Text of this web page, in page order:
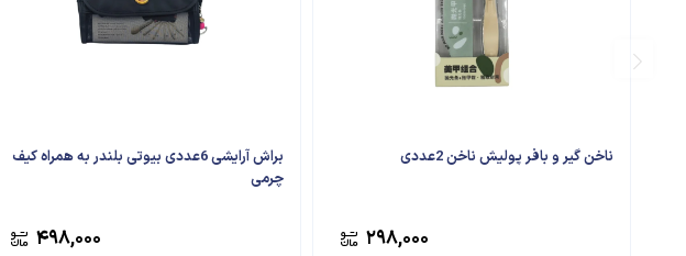
ناخن گیر و بافر پولیش ناخن 2عددی
۲۹۸,۰۰۰
براش آرایشی 6عددی بیوتی بلندر به همراه کیف
چرمی
۴۹۸,۰۰۰